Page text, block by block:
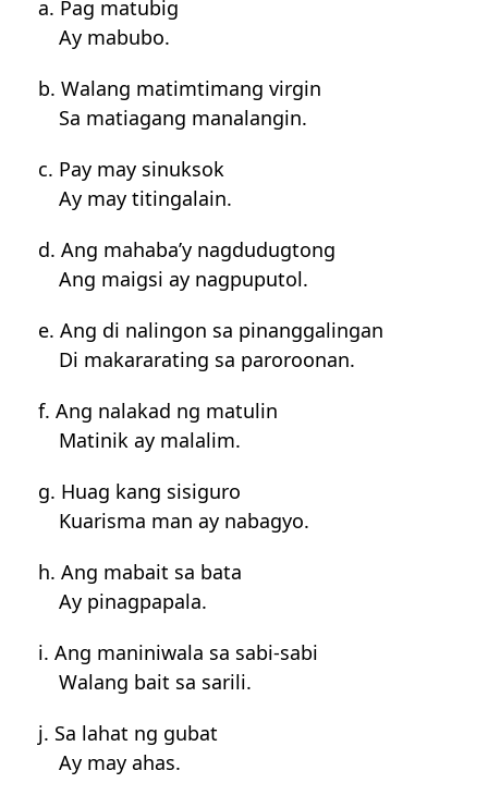
a. Pag matubig
Ay mabubo.
b. Walang matimtimang virgin
Sa matiagang manalangin.
c. Pay may sinuksok
Ay may titingalain.
d. Ang mahaba’y nagdudugtong
Ang maigsi ay nagpuputol.
e. Ang di nalingon sa pinanggalingan
Di makararating sa paroroonan.
f. Ang nalakad ng matulin
Matinik ay malalim.
g. Huag kang sisiguro
Kuarisma man ay nabagyo.
h. Ang mabait sa bata
Ay pinagpapala.
i. Ang maniniwala sa sabi-sabi
Walang bait sa sarili.
j. Sa lahat ng gubat
Ay may ahas.